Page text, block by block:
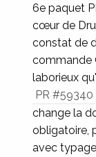
6e paquet
cœur de
constat de
commande
laborieux
PR #59340
change la
obligatoire,
avec